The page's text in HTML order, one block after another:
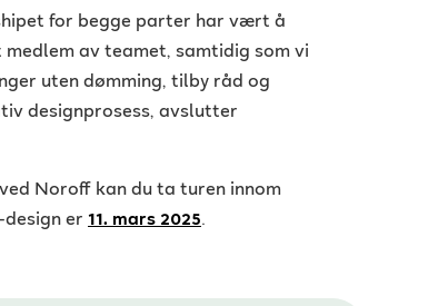
for begge parter har vært å
av teamet, samtidig som vi
uten dømming, tilby råd og
designprosess, avslutter
Noroff kan du ta turen innom
er 11. mars 2025.